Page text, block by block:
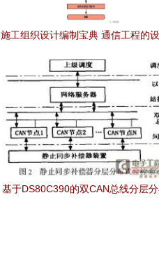
施工组织设计编制宝典 通信工程的
基于DS80C390的双CAN总线分层